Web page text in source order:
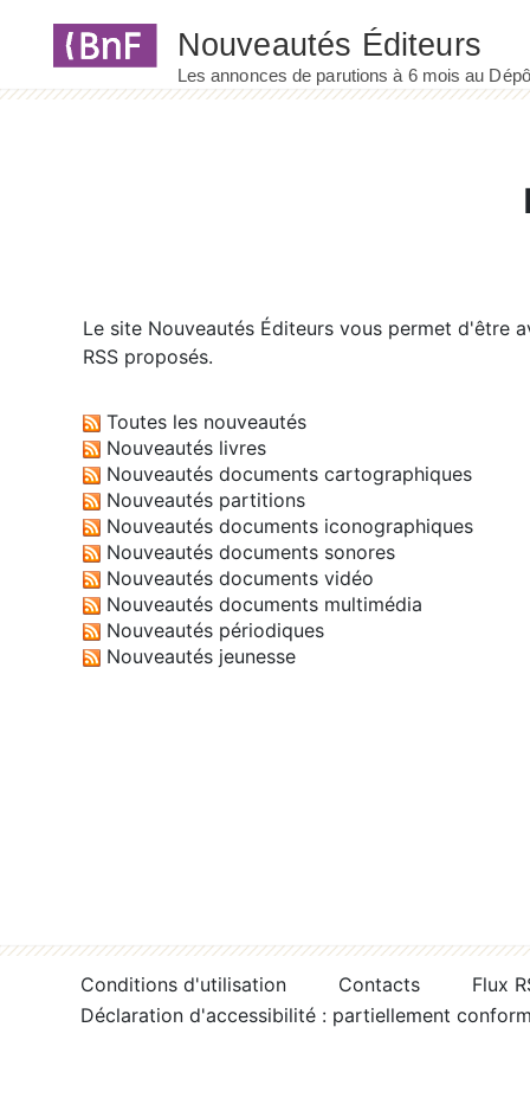
Le site Nouveautés Éditeurs vous permet d'être
RSS proposés.
Toutes les nouveautés
Nouveautés livres
Nouveautés documents cartographiques
Nouveautés partitions
Nouveautés documents iconographiques
Nouveautés documents sonores
Nouveautés documents vidéo
Nouveautés documents multimédia
Nouveautés périodiques
Nouveautés jeunesse
Conditions d'utilisation Contacts
Flux
Déclaration d'accessibilité : partiellement